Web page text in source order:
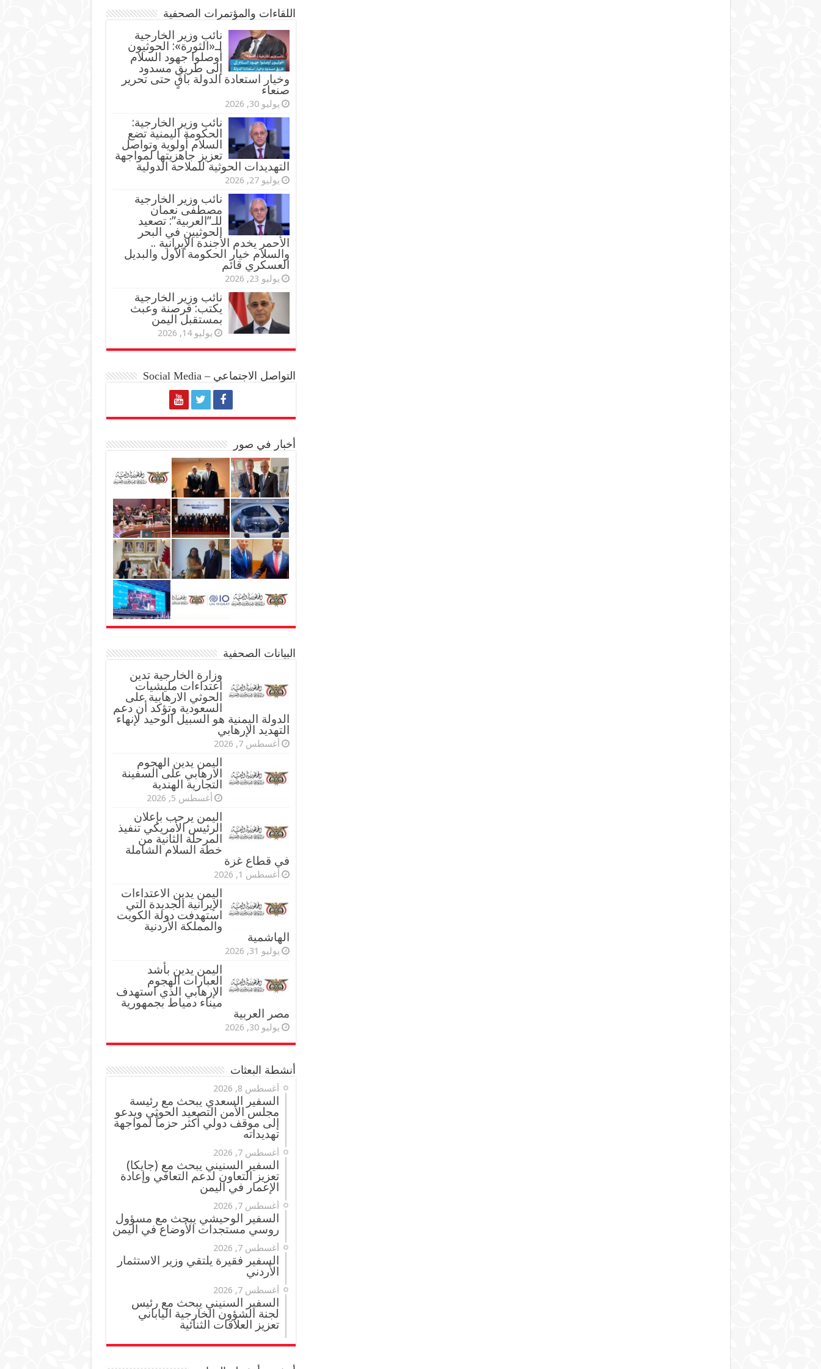
اللقاءات والمؤتمرات الصحفية
‏نائب وزير الخارجية
لـ«الثورة»: الحوثيون
أوصلوا جهود السلام
إلى طريق مسدود
وخيار استعادة الدولة باقٍ حتى تحرير
صنعاء
يوليو 30, 2026
نائب وزير الخارجية:
الحكومة اليمنية تضع
السلام أولوية وتواصل
تعزيز جاهزيتها لمواجهة
التهديدات الحوثية للملاحة الدولية
يوليو 27, 2026
نائب وزير الخارجية
مصطفى نعمان
للـ”العربية”: تصعيد
الحوثيين في البحر
الأحمر يخدم الأجندة الإيرانية ..
والسلام خيار الحكومة الأول والبديل
العسكري قائم
يوليو 23, 2026
نائب وزير الخارجية
يكتب: قرصنة وعبث
بمستقبل اليمن
يوليو 14, 2026
التواصل الاجتماعي – Social Media
أخبار في صور
البيانات الصحفية
وزارة الخارجية تدين
اعتداءات مليشيات
الحوثي الارهابية على
السعودية وتؤكد أن دعم
الدولة اليمنية هو السبيل الوحيد لإنهاء
التهديد الإرهابي
أغسطس 7, 2026
اليمن يدين الهجوم
الارهابي على السفينة
التجارية الهندية
أغسطس 5, 2026
اليمن يرحب بإعلان
الرئيس الأمريكي تنفيذ
المرحلة الثانية من
خطة السلام الشاملة
في قطاع غزة
أغسطس 1, 2026
اليمن يدين الاعتداءات
الإيرانية الجديدة التي
استهدفت دولة الكويت
والمملكة الأردنية
الهاشمية
يوليو 31, 2026
اليمن يدين بأشد
العبارات الهجوم
الإرهابي الذي استهدف
ميناء دمياط بجمهورية
مصر العربية
يوليو 30, 2026
أنشطة البعثات
أغسطس 8, 2026
السفير السعدي يبحث مع رئيسة
مجلس الأمن التصعيد الحوثي ويدعو
إلى موقف دولي أكثر حزماً لمواجهة
تهديداته
أغسطس 7, 2026
السفير السنيني يبحث مع (جايكا)
تعزيز التعاون لدعم التعافي وإعادة
الإعمار في اليمن
أغسطس 7, 2026
السفير الوحيشي يبحث مع مسؤول
روسي مستجدات الأوضاع في اليمن
أغسطس 7, 2026
السفير فقيرة يلتقي وزير الاستثمار
الأردني
أغسطس 7, 2026
السفير السنيني يبحث مع رئيس
لجنة الشؤون الخارجية الياباني
تعزيز العلاقات الثنائية